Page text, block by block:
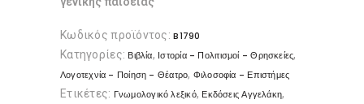
Κωδικός προϊόντος:B1790
Κατηγορίες: Βιβλία, Ιστορία - Πολιτισμοί - Θρησκείες,
Λογοτεχνία - Ποίηση - Θέατρο, Φιλοσοφία - Επιστήμες
Ετικέτες: Γνωμολογικό λεξικό, Εκδόσεις Αγγελάκη,